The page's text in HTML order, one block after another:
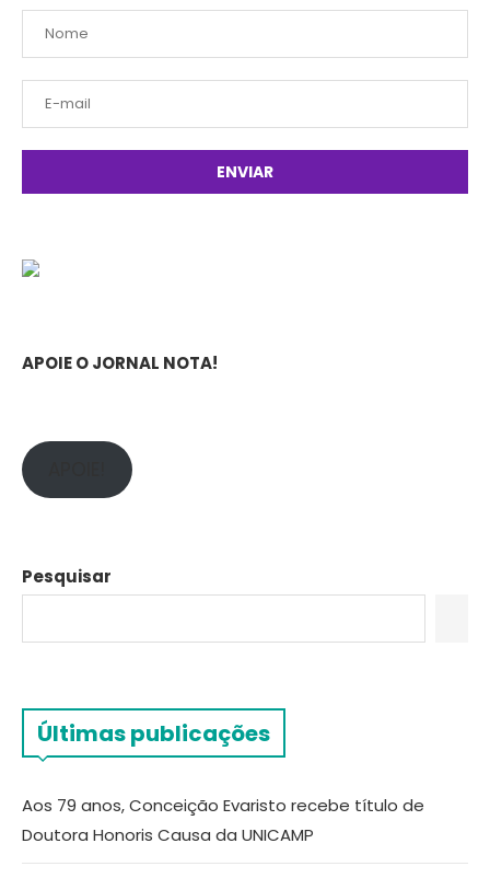
APOIE O JORNAL NOTA!
Pesquisar
Últimas publicações
Aos 79 anos, Conceição Evaristo recebe título de
Doutora Honoris Causa da UNICAMP